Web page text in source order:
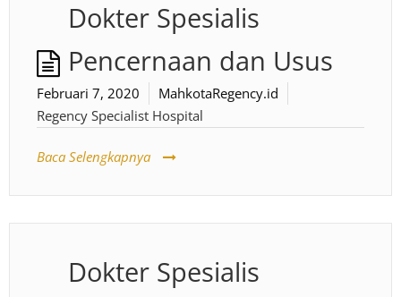
Dokter Spesialis
Pencernaan dan Usus
Februari 7, 2020
MahkotaRegency.id
Regency Specialist Hospital
Baca Selengkapnya
Dokter Spesialis